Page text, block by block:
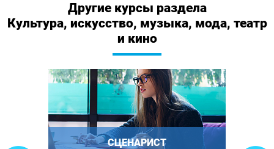
Другие курсы раздела
Культура, искусство, музыка, мода, театр
и кино
СЦЕНАРИСТ